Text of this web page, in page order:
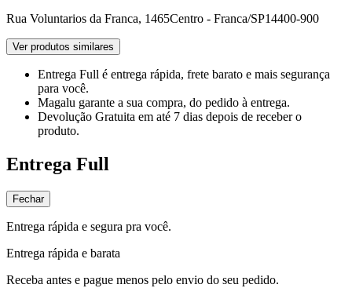
Rua Voluntarios da Franca, 1465Centro - Franca/SP14400-900
Ver produtos similares
Entrega Full é entrega rápida, frete barato e mais segurança
para você.
Magalu garante a sua compra, do pedido à entrega.
Devolução Gratuita em até 7 dias depois de receber o
produto.
Entrega Full
Fechar
Entrega rápida e segura pra você.
Entrega rápida e barata
Receba antes e pague menos pelo envio do seu pedido.